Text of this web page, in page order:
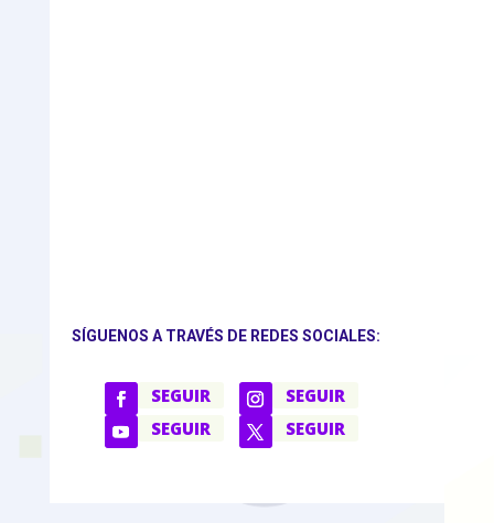
SÍGUENOS A TRAVÉS DE REDES SOCIALES:
SEGUIR
SEGUIR
SEGUIR
SEGUIR